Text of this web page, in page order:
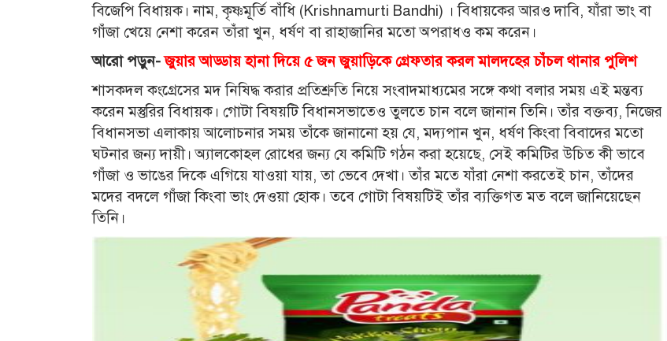
বিজেপি বিধায়ক। নাম, কৃষ্ণমূর্তি বাঁধি (Krishnamurti Bandhi) । বিধায়কের আরও দাবি, যাঁরা ভাং বা
গাঁজা খেয়ে নেশা করেন তাঁরা খুন, ধর্ষণ বা রাহাজানির মতো অপরাধও কম করেন।
আরো পড়ুন- জুয়ার আড্ডায় হানা দিয়ে ৫ জন জুয়াড়িকে গ্রেফতার করল মালদহের চাঁচল থানার পুলিশ
শাসকদল কংগ্রেসের মদ নিষিদ্ধ করার প্রতিশ্রুতি নিয়ে সংবাদমাধ্যমের সঙ্গে কথা বলার সময় এই মন্তব্য
করেন মস্তুরির বিধায়ক। গোটা বিষয়টি বিধানসভাতেও তুলতে চান বলে জানান তিনি। তাঁর বক্তব্য, নিজের
বিধানসভা এলাকায় আলোচনার সময় তাঁকে জানানো হয় যে, মদ্যপান খুন, ধর্ষণ কিংবা বিবাদের মতো
ঘটনার জন্য দায়ী। অ্যালকোহল রোধের জন্য যে কমিটি গঠন করা হয়েছে, সেই কমিটির উচিত কী ভাবে
গাঁজা ও ভাঙের দিকে এগিয়ে যাওয়া যায়, তা ভেবে দেখা। তাঁর মতে যাঁরা নেশা করতেই চান, তাঁদের
মদের বদলে গাঁজা কিংবা ভাং দেওয়া হোক। তবে গোটা বিষয়টিই তাঁর ব্যক্তিগত মত বলে জানিয়েছেন
তিনি।